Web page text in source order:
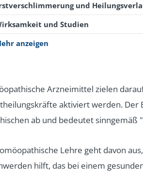
und
und Studien
anzeigen
Arzneimittel zielen
aktiviert werden.
ab und bedeutet
Lehre geht davon
hilft, das bei einem